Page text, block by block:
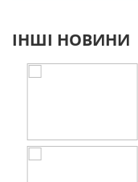
ІНШІ НОВИНИ